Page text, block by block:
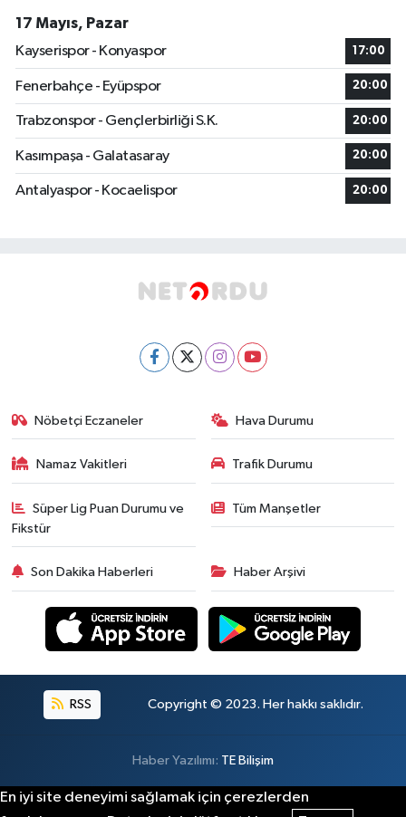
17 Mayıs, Pazar
Kayserispor - Konyaspor
17:00
Fenerbahçe - Eyüpspor 20:00
Trabzonspor - Gençlerbirliği S.K. 20:00
Kasımpaşa - Galatasaray 20:00
Antalyaspor - Kocaelispor 20:00
Nöbetçi Eczaneler Hava Durumu
Namaz Vakitleri Trafik Durumu
Süper Lig Puan Durumu ve
Fikstür
Tüm Manşetler
Son Dakika Haberleri Haber Arşivi
RSS Copyright © 2023. Her hakkı saklıdır.
Haber Yazılımı: TE Bilişim
En iyi site deneyimi sağlamak için çerezlerden